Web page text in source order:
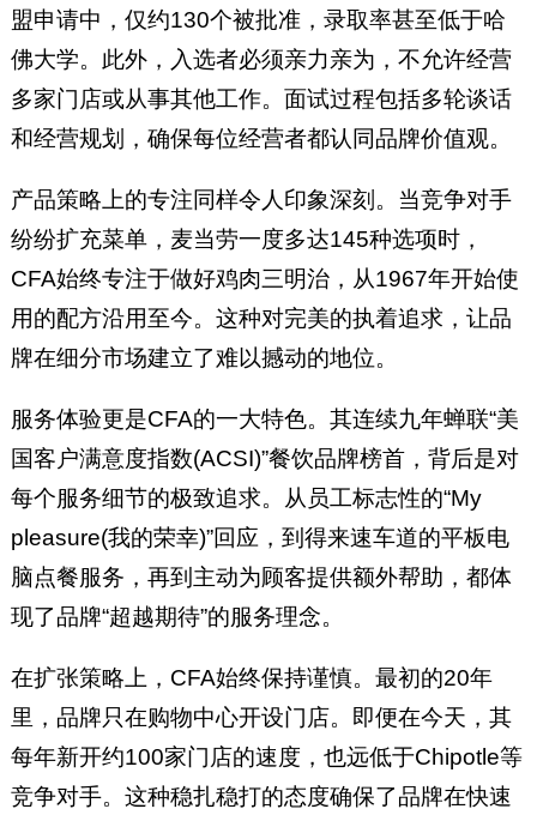
盟申请中，仅约130个被批准，录取率甚至低于哈
佛大学。此外，入选者必须亲力亲为，不允许经营
多家门店或从事其他工作。面试过程包括多轮谈话
和经营规划，确保每位经营者都认同品牌价值观。
产品策略上的专注同样令人印象深刻。当竞争对手
纷纷扩充菜单，麦当劳一度多达145种选项时，
CFA始终专注于做好鸡肉三明治，从1967年开始使
用的配方沿用至今。这种对完美的执着追求，让品
牌在细分市场建立了难以撼动的地位。
服务体验更是CFA的一大特色。其连续九年蝉联“美
国客户满意度指数(ACSI)”餐饮品牌榜首，背后是对
每个服务细节的极致追求。从员工标志性的“My
pleasure(我的荣幸)”回应，到得来速车道的平板电
脑点餐服务，再到主动为顾客提供额外帮助，都体
现了品牌“超越期待”的服务理念。
在扩张策略上，CFA始终保持谨慎。最初的20年
里，品牌只在购物中心开设门店。即便在今天，其
每年新开约100家门店的速度，也远低于Chipotle等
竞争对手。这种稳扎稳打的态度确保了品牌在快速